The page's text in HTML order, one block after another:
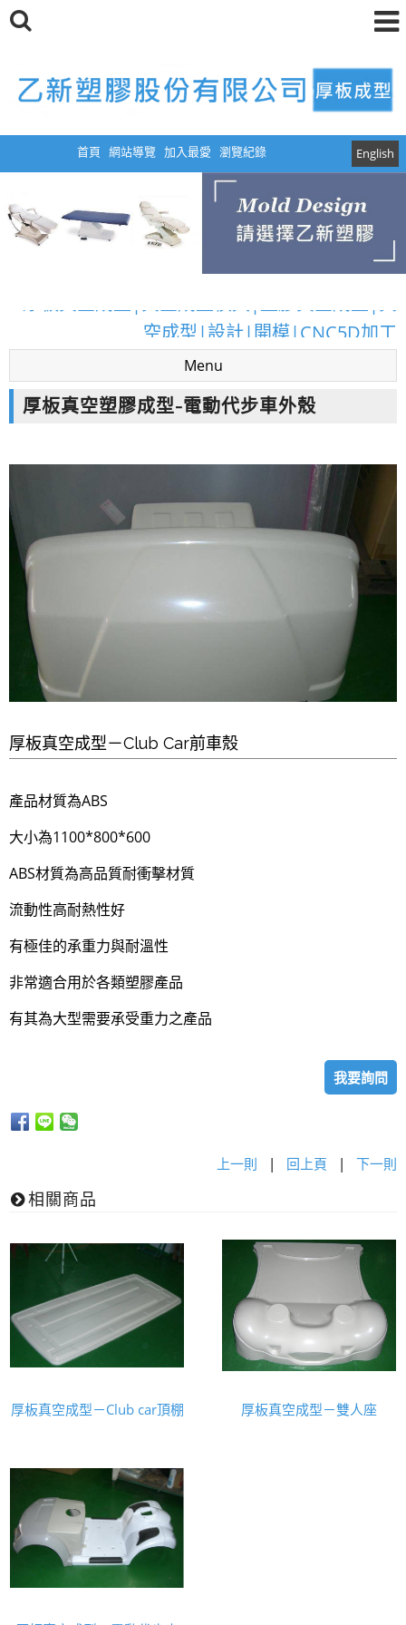
首頁 網站導覽 加入最愛 English
瀏覽紀錄
空成型|設計|開模|CNC5D加工
厚板真空成型|真空成型模具|塑膠真空成型|真
空成型|設計|開模|CNC5D加工
Menu
厚板真空塑膠成型-電動代步車外殼
厚板真空成型－Club Car前車殼
產品材質為ABS
大小為1100*800*600
ABS材質為高品質耐衝擊材質
流動性高耐熱性好
有極佳的承重力與耐溫性
非常適合用於各類塑膠產品
有其為大型需要承受重力之產品
我要詢問
上一則 | 回上頁 | 下一則
相關商品
厚板真空成型－Club car頂棚 厚板真空成型－雙人座